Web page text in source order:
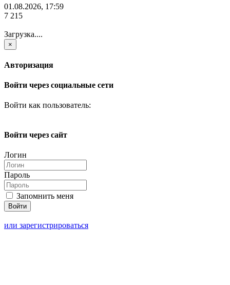
01.08.2026, 17:59
7 215
Загрузка....
×
Авторизация
Войти через социальные сети
Войти как пользователь:
Войти через сайт
Логин
Пароль
Запомнить меня
или зарегистрироваться